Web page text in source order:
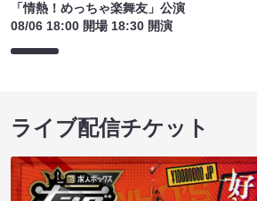
「情熱！めっちゃ楽舞友」公演
08/06 18:00 開場 18:30 開演
ライブ配信チケット